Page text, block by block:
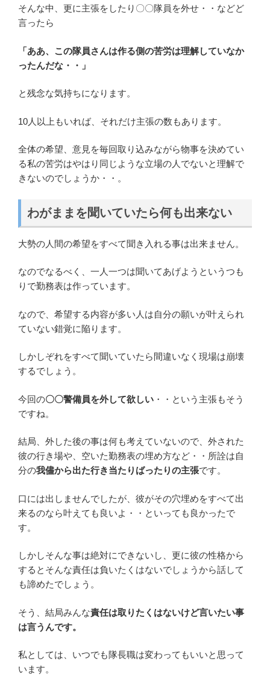
そんな中、更に主張をしたり〇〇隊員を外せ・・などど
言ったら
「ああ、この隊員さんは作る側の苦労は理解していなか
ったんだな・・」
と残念な気持ちになります。
10人以上もいれば、それだけ主張の数もあります。
全体の希望、意見を毎回取り込みながら物事を決めてい
る私の苦労はやはり同じような立場の人でないと理解で
きないのでしょうか・・。
わがままを聞いていたら何も出来ない
大勢の人間の希望をすべて聞き入れる事は出来ません。
なのでなるべく、一人一つは聞いてあげようというつも
りで勤務表は作っています。
なので、希望する内容が多い人は自分の願いが叶えられ
ていない錯覚に陥ります。
しかしぞれをすべて聞いていたら間違いなく現場は崩壊
するでしょう。
今回の〇〇警備員を外して欲しい ・・という主張もそう
ですね。
結局、外した後の事は何も考えていないので、外された
彼の行き場や、空いた勤務表の埋め方など・・所詮は自
分の我儘から出た行き当たりばったりの主張です。
口には出しませんでしたが、彼がその穴埋めをすべて出
来るのなら叶えても良いよ・・といっても良かったで
す。
しかしそんな事は絶対にできないし、更に彼の性格から
するとそんな責任は負いたくはないでしょうから話して
も諦めたでしょう。
そう、結局みんな責任は取りたくはないけど言いたい事
は言うんです。
私としては、いつでも隊長職は変わってもいいと思って
います。